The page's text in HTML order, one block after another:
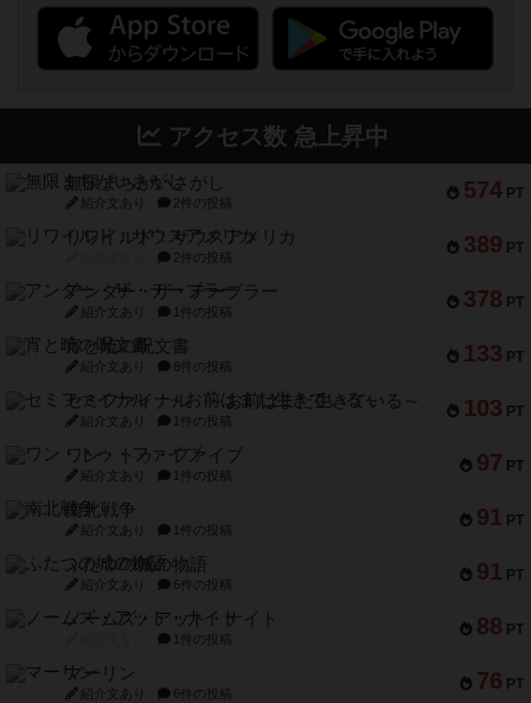
アクセス数 急上昇中
574 PT
無限まちがいさがし
紹介文あり 2件の投稿
389 PT
リワイルド：サウスアメリカ
2件の投稿
378 PT
アンダー・ザ・テーブラー
紹介文あり 1件の投稿
133 PT
宵と暁の呪文書
紹介文あり 8件の投稿
103 PT
セミファイナル ～お前はまだ生きている～
紹介文あり 1件の投稿
97 PT
ワン・トゥ・ファイブ
紹介文あり 1件の投稿
91 PT
南北戦争
紹介文あり 1件の投稿
91 PT
ふたつの城の物語
紹介文あり 6件の投稿
88 PT
ノームズ・アット・ナイト
1件の投稿
76 PT
マーリン
紹介文あり 6件の投稿